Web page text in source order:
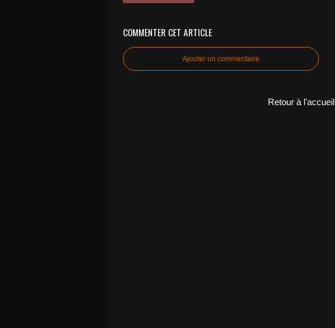
COMMENTER CET ARTICLE
Ajouter un commentaire
Retour à l'accueil